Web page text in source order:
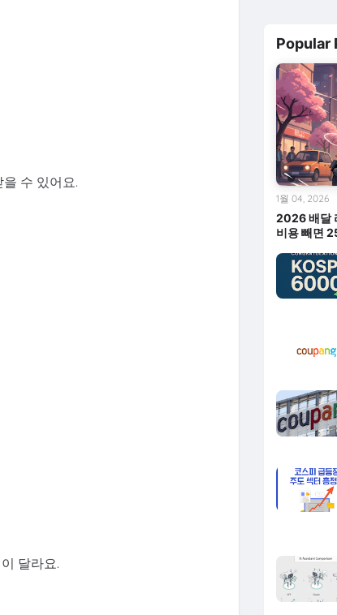
수 있어요.
달라요.
Popular
2026 배달
비용 빼면
1월 04, 2026